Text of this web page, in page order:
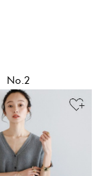
No.2